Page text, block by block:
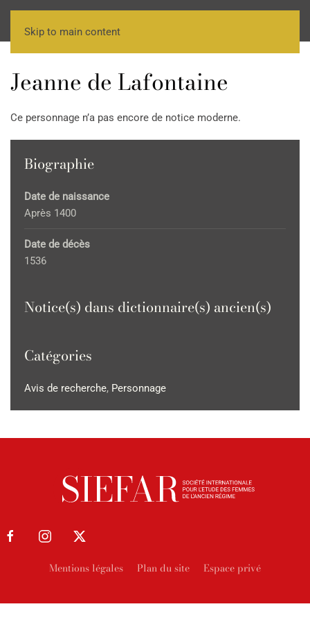
Skip to main content
Jeanne de Lafontaine
Ce personnage n’a pas encore de notice moderne.
Biographie
Date de naissance
Après 1400
Date de décès
1536
Notice(s) dans dictionnaire(s) ancien(s)
Catégories
Avis de recherche, Personnage
Mentions légales Plan du site Espace privé